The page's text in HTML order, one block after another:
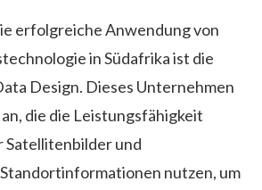
erfolgreiche Anwendung von
in Südafrika ist die
Design. Dieses Unternehmen
die die Leistungsfähigkeit
Satellitenbilder und
nutzen, um